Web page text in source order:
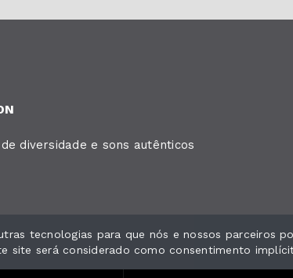
diversidade e sons autênticos
tecnologias para que nós e nossos parceiros
site será considerado como consentimento